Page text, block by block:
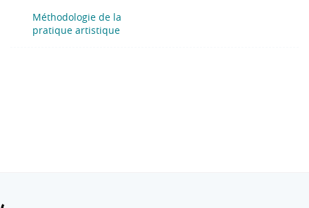
Méthodologie de la
pratique artistique